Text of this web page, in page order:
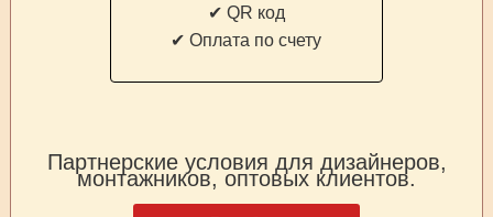
✔ QR код
✔ Оплата по счету
Партнерские условия для дизайнеров,
монтажников, оптовых клиентов.